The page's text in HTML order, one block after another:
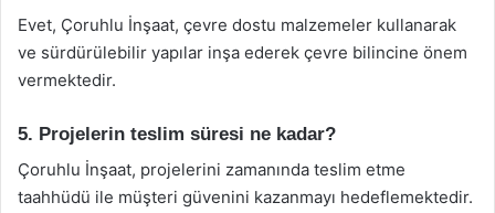
Evet, Çoruhlu İnşaat, çevre dostu malzemeler kullanarak
ve sürdürülebilir yapılar inşa ederek çevre bilincine önem
vermektedir.
5. Projelerin teslim süresi ne kadar?
Çoruhlu İnşaat, projelerini zamanında teslim etme
taahhüdü ile müşteri güvenini kazanmayı hedeflemektedir.